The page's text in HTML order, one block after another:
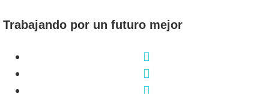
Trabajando por un futuro mejor